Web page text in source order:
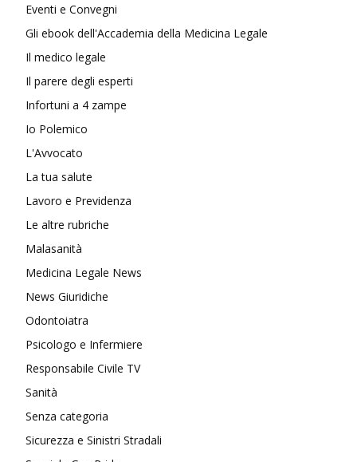
Eventi e Convegni
Gli ebook dell'Accademia della Medicina Legale
Il medico legale
Il parere degli esperti
Infortuni a 4 zampe
Io Polemico
L'Avvocato
La tua salute
Lavoro e Previdenza
Le altre rubriche
Malasanità
Medicina Legale News
News Giuridiche
Odontoiatra
Psicologo e Infermiere
Responsabile Civile TV
Sanità
Senza categoria
Sicurezza e Sinistri Stradali